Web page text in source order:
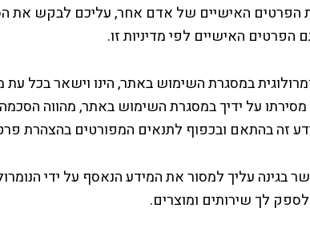
הפרטים האישיים של אדם אחר, עליכם לבקש את
הפרטים האישיים לפי מדיניות זו.
במסגרת השימוש באתר, הינו וישאר בכל
מסירתו על ידיך במסגרת השימוש באתר, מהווה הסכמה
זה בהתאם ובכפוף לתנאים המפורטים בהצהרת
בגינה עליך למסור את המידע הנאסף על ידי
לך שירותים ומוצרים.